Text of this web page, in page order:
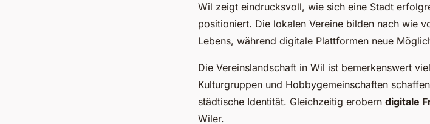
Wil zeigt eindrucksvoll, wie sich eine Stadt
positioniert. Die lokalen Vereine bilden nach wie
Lebens, während digitale Plattformen neue
Die Vereinslandschaft in Wil ist bemerkenswert
Kulturgruppen und Hobbygemeinschaften
städtische Identität. Gleichzeitig erobern digitale
Wiler.